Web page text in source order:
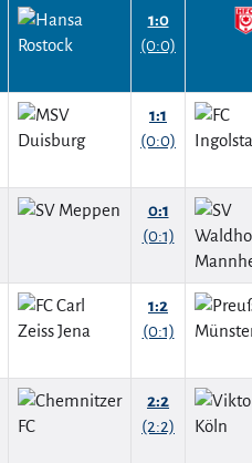
1:0
(0:0)
1:1
(0:0)
0:1
(0:1)
1:2
(0:1)
2:2
(2:2)